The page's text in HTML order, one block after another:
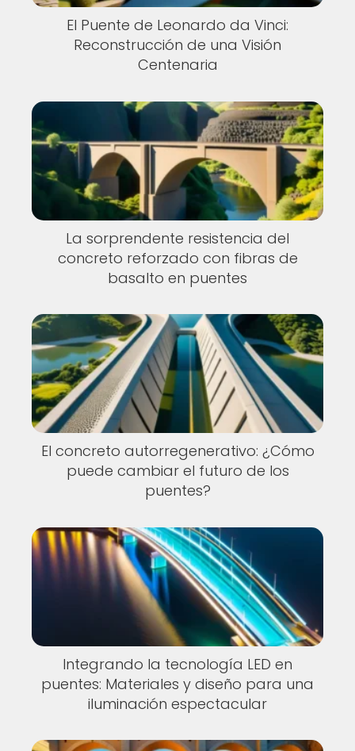
El Puente de Leonardo da Vinci:
Reconstrucción de una Visión
Centenaria
La sorprendente resistencia del
concreto reforzado con fibras de
basalto en puentes
El concreto autorregenerativo: ¿Cómo
puede cambiar el futuro de los
puentes?
Integrando la tecnología LED en
puentes: Materiales y diseño para una
iluminación espectacular